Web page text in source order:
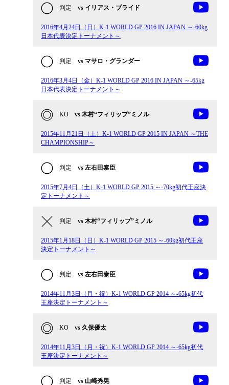
判定 vs イリアス・ブライド
2016年4月24日（日）K-1 WORLD GP 2016 IN JAPAN ～-60kg
日本代表決定トーナメント～
判定 vs マサロ・グランダー
2016年3月4日（金）K-1 WORLD GP 2016 IN JAPAN ～-65kg
日本代表決定トーナメント～
KO vs 木村“フィリップ”ミノル
2015年11月21日（土）K-1 WORLD GP 2015 IN JAPAN ～THE
CHAMPIONSHIP～
判定 vs 左右田泰臣
2015年7月4日（土）K-1 WORLD GP 2015 ～-70kg初代王座決
定トーナメント～
判定 vs 木村“フィリップ”ミノル
2015年1月18日（日）K-1 WORLD GP 2015 ～-60kg初代王座
決定トーナメント～
判定 vs 左右田泰臣
2014年11月3日（月・祝）K-1 WORLD GP 2014 ～-65kg初代
王座決定トーナメント～
KO vs 久保優太
2014年11月3日（月・祝）K-1 WORLD GP 2014 ～-65kg初代
王座決定トーナメント～
判定 vs 山崎秀晃